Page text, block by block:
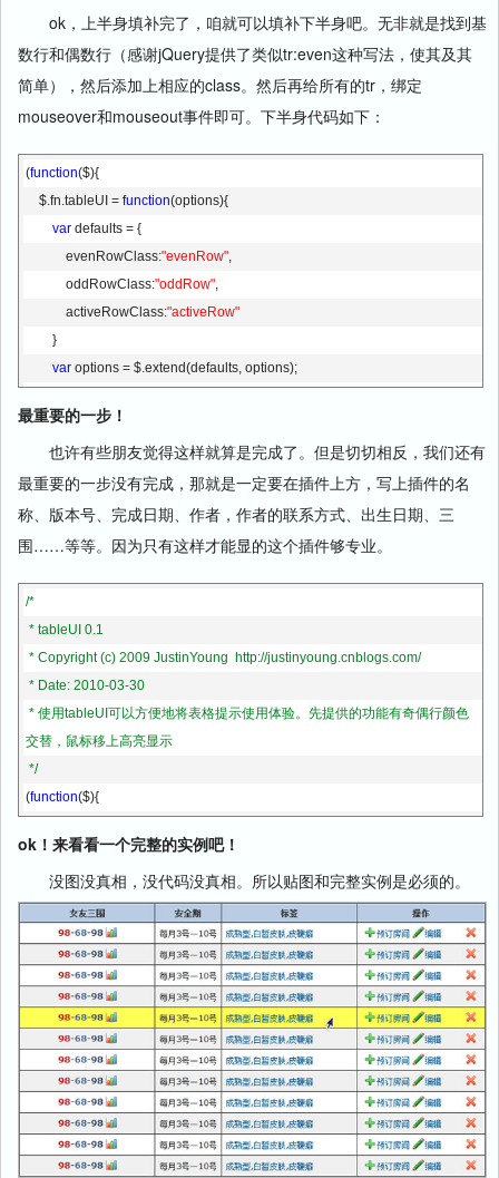
ok，上半身填补完了，咱就可以填补下半身吧。无非就是找到基
数行和偶数行（感谢jQuery提供了类似tr:even这种写法，使其及其
简单），然后添加上相应的class。然后再给所有的tr，绑定
mouseover和mouseout事件即可。下半身代码如下：
(function($){
    $.fn.tableUI =
function(options){
var defaults = {
            evenRowClass:
"evenRow",
            oddRowClass:
"oddRow",
            activeRowClass:
"activeRow"
        }
var options = $.extend(defaults, options);
var
thisTable=$(
//添加奇偶行颜色
            $(thisTable).find(
"tr:even").addClass(options.evenRowClass);
            $(thisTable).find(
"tr:odd").addClass(options.oddRowClass);
//添加活动行颜色
最重要的一步！
也许有些朋友觉得这样就算是完成了。但是切切相反，我们还有
最重要的一步没有完成，那就是一定要在插件上方，写上插件的名
称、版本号、完成日期、作者，作者的联系方式、出生日期、三
围……等等。因为只有这样才能显的这个插件够专业。
/*
* tableUI 0.1
* Copyright (c) 2009 JustinYoung  http://justinyoung.cnblogs.com/
* Date: 2010-03-30
交替，鼠标移上高亮显示
*/
(function($){
var defaults = {
            evenRowClass:
"evenRow",
            oddRowClass:
"oddRow",
            activeRowClass:
"activeRow"
        }
var options = $.extend(defaults, options);
this.each(function (){
var thisTable=$(this);
//添加奇偶行颜色
            $(thisTable).find(
"tr:even" ).addClass(options.evenRowClass);
            $(thisTable).find(
"tr:odd").addClass(options.oddRowClass);
//添加活动行颜色
ok！来看看一个完整的实例吧！
没图没真相，没代码没真相。所以贴图和完整实例是必须的。